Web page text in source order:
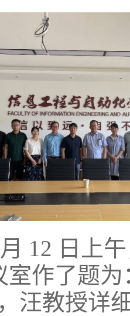
12 日上
室作了题为
汪教授详